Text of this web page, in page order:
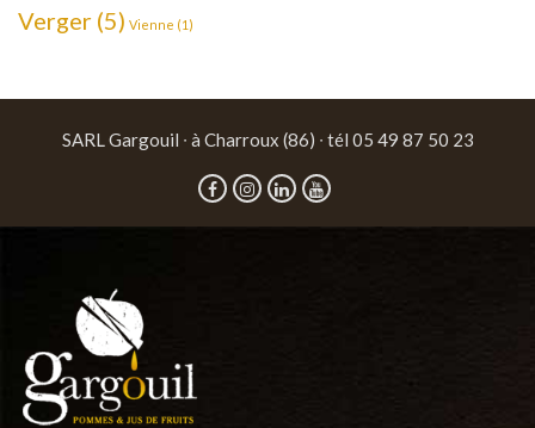
Verger (5) Vienne (1)
SARL Gargouil ∙ à Charroux (86) ∙ tél 05 49 87 50 23